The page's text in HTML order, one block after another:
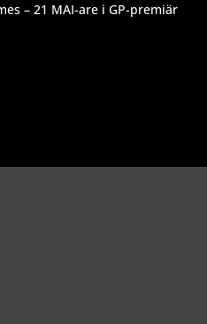
– 21 MAI-are i GP-premiär